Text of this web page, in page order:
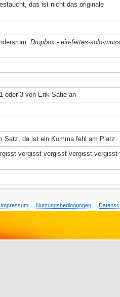
das ist nicht das originale
Dropbox - ein-fettes-solo-
oder 3 von Erik Satie an
Satz, da ist ein Komma fehl am Platz
vergisst vergisst vergisst vergisst
Impressum Nutzungsbedingungen